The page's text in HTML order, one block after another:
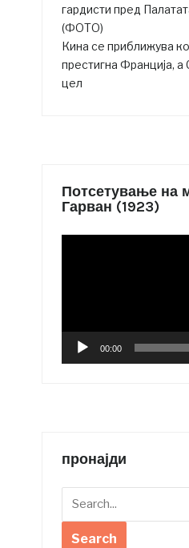
гардисти пред
(ФОТО)
Кина се приближува
престигна Франција,
цел
Потсетување на
Гарван (1923)
00:00
пронајди